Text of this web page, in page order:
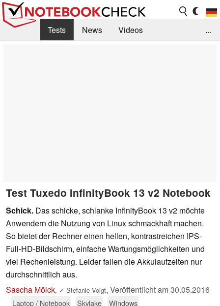
Tests News
Videos
...
Test Tuxedo InfinityBook 13 v2 Notebook
Schick. Das schicke, schlanke InfinityBook 13 v2 möchte
Anwendern die Nutzung von Linux schmackhaft machen.
So bietet der Rechner einen hellen, kontrastreichen IPS-
Full-HD-Bildschirm, einfache Wartungsmöglichkeiten und
viel Rechenleistung. Leider fallen die Akkulaufzeiten nur
durchschnittlich aus.
Sascha Mölck, ✓ Stefanie Voigt, Veröffentlicht am30.05.2016
Laptop / Notebook Skylake Windows